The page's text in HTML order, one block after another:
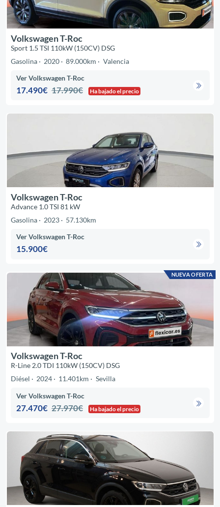
Volkswagen T-Roc
Sport 1.5 TSI 110kW (150CV) DSG
Gasolina
2020 89.000km Valencia
Ver Volkswagen T-Roc
17.490€ 17.990€ Ha bajado el precio
Volkswagen T-Roc
Advance 1.0 TSI 81 kW
Gasolina
2023 57.130km
Ver Volkswagen T-Roc
15.900€
NUEVA OFERTA
Volkswagen T-Roc
R-Line 2.0 TDI 110kW (150CV) DSG
Diésel
2024 11.401km Sevilla
Ver Volkswagen T-Roc
27.470€ 27.970€ Ha bajado el precio